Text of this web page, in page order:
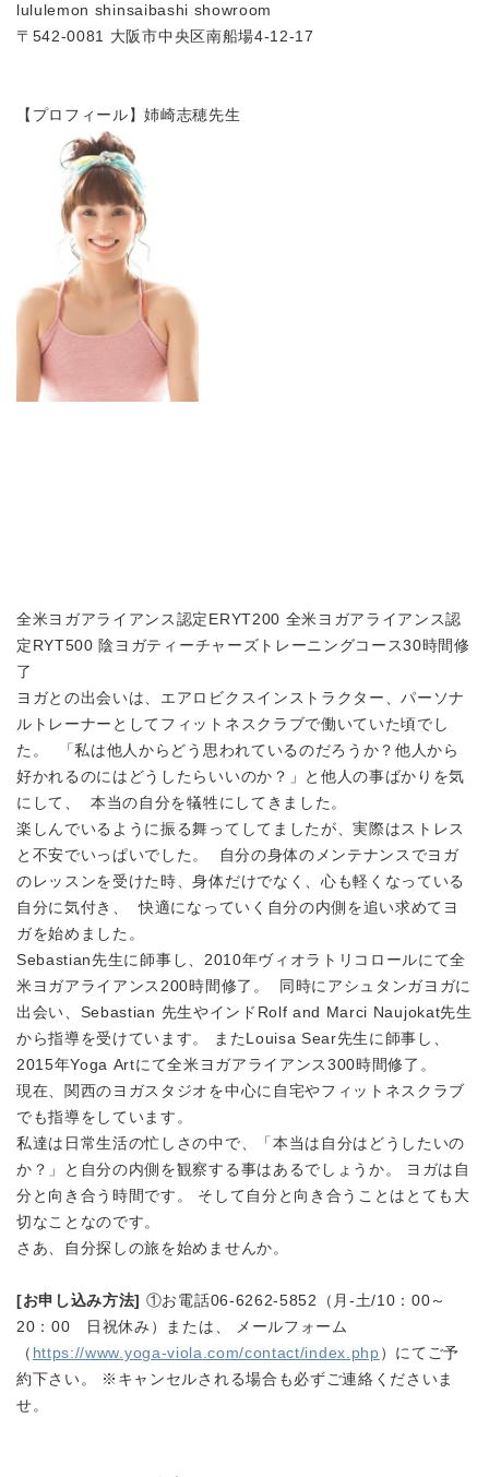
lululemon shinsaibashi showroom
〒542-0081 大阪市中央区南船場4-12-17
【プロフィール】姉崎志穂先生
全米ヨガアライアンス認定ERYT200 全米ヨガアライアンス認
定RYT500 陰ヨガティーチャーズトレーニングコース30時間修
了
ヨガとの出会いは、エアロビクスインストラクター、パーソナ
ルトレーナーとしてフィットネスクラブで働いていた頃でし
た。 「私は他人からどう思われているのだろうか？他人から
好かれるのにはどうしたらいいのか？」と他人の事ばかりを気
にして、 本当の自分を犠牲にしてきました。
楽しんでいるように振る舞ってしてましたが、実際はストレス
と不安でいっぱいでした。 自分の身体のメンテナンスでヨガ
のレッスンを受けた時、身体だけでなく、心も軽くなっている
自分に気付き、 快適になっていく自分の内側を追い求めてヨ
ガを始めました。
Sebastian先生に師事し、2010年ヴィオラトリコロールにて全
米ヨガアライアンス200時間修了。 同時にアシュタンガヨガに
出会い、Sebastian 先生やインドRolf and Marci Naujokat先生
から指導を受けています。 またLouisa Sear先生に師事し、
2015年Yoga Artにて全米ヨガアライアンス300時間修了。
現在、関西のヨガスタジオを中心に自宅やフィットネスクラブ
でも指導をしています。
私達は日常生活の忙しさの中で、「本当は自分はどうしたいの
か？」と自分の内側を観察する事はあるでしょうか。 ヨガは自
分と向き合う時間です。 そして自分と向き合うことはとても大
切なことなのです。
さあ、自分探しの旅を始めませんか。
[お申し込み方法] ①お電話06-6262-5852（月-土/10：00～
20：00 日祝休み）または、 メールフォーム
（ https://www.yoga-viola.com/contact/index.php ）にてご予
約下さい。 ※キャンセルされる場合も必ずご連絡くださいま
せ。